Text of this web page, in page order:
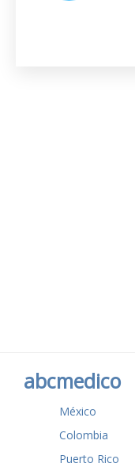
abcmedico
México
Colombia
Puerto Rico